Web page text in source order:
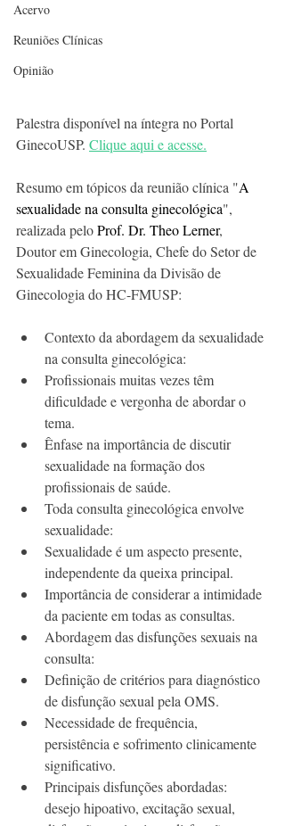
Acervo
Reuniões Clínicas
Opinião
Palestra disponível na íntegra no Portal
GinecoUSP. Clique aqui e acesse.
Resumo em tópicos da reunião clínica "A
sexualidade na consulta ginecológica",
realizada pelo Prof. Dr. Theo Lerner,
Doutor em Ginecologia, Chefe do Setor de
Sexualidade Feminina da Divisão de
Ginecologia do HC-FMUSP:
Contexto da abordagem da sexualidade
na consulta ginecológica:
Profissionais muitas vezes têm
dificuldade e vergonha de abordar o
tema.
Ênfase na importância de discutir
sexualidade na formação dos
profissionais de saúde.
Toda consulta ginecológica envolve
sexualidade:
Sexualidade é um aspecto presente,
independente da queixa principal.
Importância de considerar a intimidade
da paciente em todas as consultas.
Abordagem das disfunções sexuais na
consulta:
Definição de critérios para diagnóstico
de disfunção sexual pela OMS.
Necessidade de frequência,
persistência e sofrimento clinicamente
significativo.
Principais disfunções abordadas:
desejo hipoativo, excitação sexual,